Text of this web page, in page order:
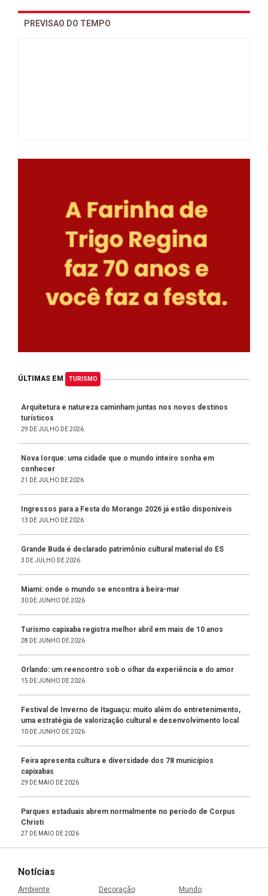
PREVISAO DO TEMPO
ÚLTIMAS EM TURISMO
Arquitetura e natureza caminham juntas nos novos destinos
turísticos
29 DE JULHO DE 2026
Nova Iorque: uma cidade que o mundo inteiro sonha em
conhecer
21 DE JULHO DE 2026
Ingressos para a Festa do Morango 2026 já estão disponíveis
13 DE JULHO DE 2026
Grande Buda é declarado patrimônio cultural material do ES
3 DE JULHO DE 2026
Miami: onde o mundo se encontra à beira-mar
30 DE JUNHO DE 2026
Turismo capixaba registra melhor abril em mais de 10 anos
28 DE JUNHO DE 2026
Orlando: um reencontro sob o olhar da experiência e do amor
15 DE JUNHO DE 2026
Festival de Inverno de Itaguaçu: muito além do entretenimento,
uma estratégia de valorização cultural e desenvolvimento local
10 DE JUNHO DE 2026
Feira apresenta cultura e diversidade dos 78 municípios
capixabas
29 DE MAIO DE 2026
Parques estaduais abrem normalmente no período de Corpus
Christi
27 DE MAIO DE 2026
Notícias
Ambiente
Decoração
Mundo